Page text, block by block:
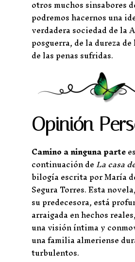
otros muchos sinsabores
podremos hacernos una
verdadera sociedad de la
posguerra, de la dureza
de las penas sufridas.
Opinión
Camino a ninguna parte
continuación deLa casa
bilogía escrita por María
Segura Torres. Esta
su predecesora, está
arraigada en hechos
una visión íntima y
una familia almeriense
turbulentos.